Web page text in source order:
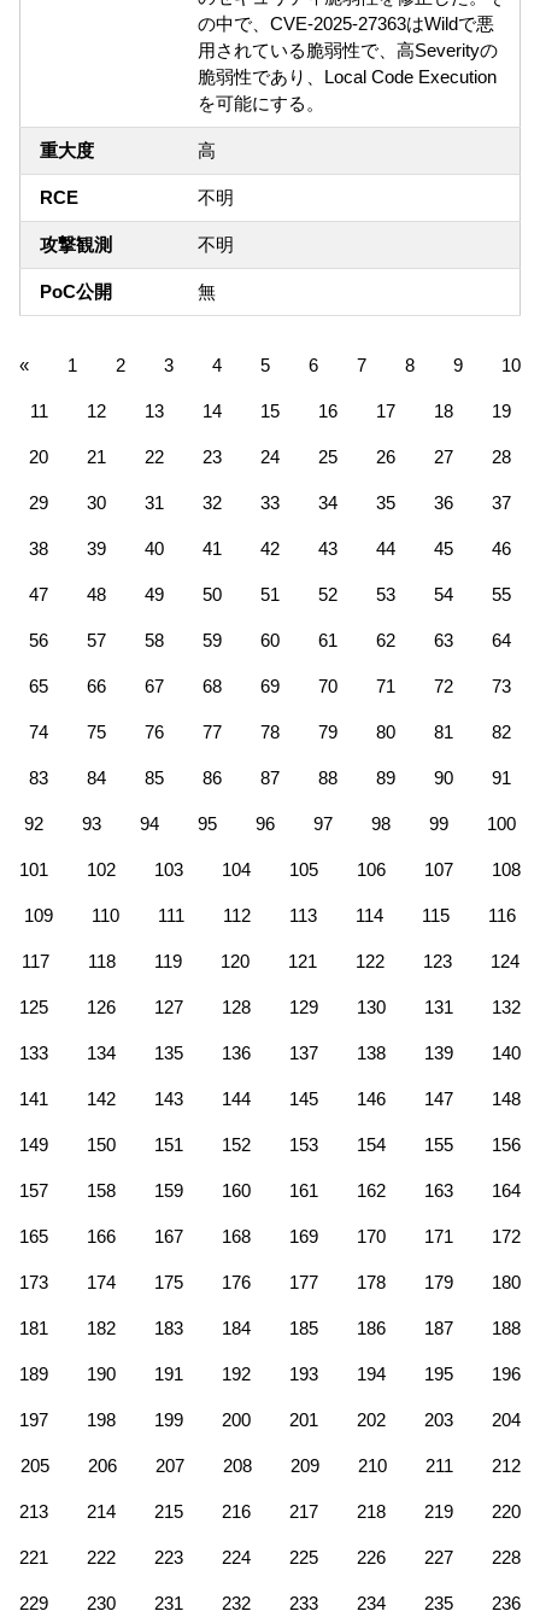
の中で、CVE-2025-27363はWildで悪
用されている脆弱性で、高Severityの
脆弱性であり、Local Code Execution
を可能にする。
重大度 高
RCE 不明
攻撃観測 不明
PoC公開 無
« 1 2 3 4 5 6 7 8 9 10
11 12 13 14 15 16 17 18 19
20 21 22 23 24 25 26 27 28
29 30 31 32 33 34 35 36 37
38 39 40 41 42 43 44 45 46
47 48 49 50 51 52 53 54 55
56 57 58 59 60 61 62 63 64
65 66 67 68 69 70 71 72 73
74 75 76 77 78 79 80 81 82
83 84 85 86 87 88 89 90 91
92 93 94 95 96 97 98 99 100
101 102 103 104 105 106 107 108
109 110 111 112 113 114 115 116
117 118 119 120 121 122 123 124
125 126 127 128 129 130 131 132
133 134 135 136 137 138 139 140
141 142 143 144 145 146 147 148
149 150 151 152 153 154 155 156
157 158 159 160 161 162 163 164
165 166 167 168 169 170 171 172
173 174 175 176 177 178 179 180
181 182 183 184 185 186 187 188
189 190 191 192 193 194 195 196
197 198 199 200 201 202 203 204
205 206 207 208 209 210 211 212
213 214 215 216 217 218 219 220
221 222 223 224 225 226 227 228
229 230 231 232 233 234 235 236